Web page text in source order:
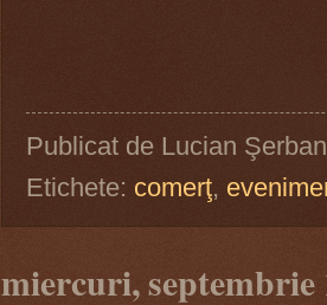
Publicat de Lucian Şerban
Etichete: comerţ,
miercuri, septembrie